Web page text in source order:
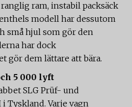
ram, instabil packsäck
modell har dessutom
små hjul som gör den
har dock
gör dem lättare att bära.
5 000 lyft
SLG Prüf- und
Tyskland. Varje vagn